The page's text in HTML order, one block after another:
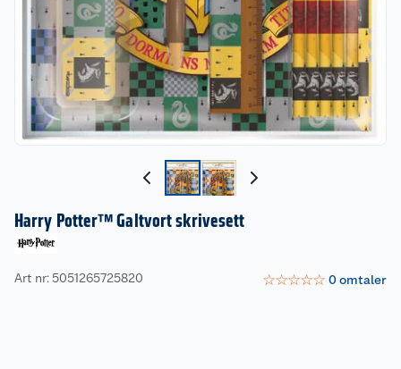
Harry Potter™ Galtvort skrivesett
Art nr: 5051265725820 ☆☆☆☆☆ 0omtaler